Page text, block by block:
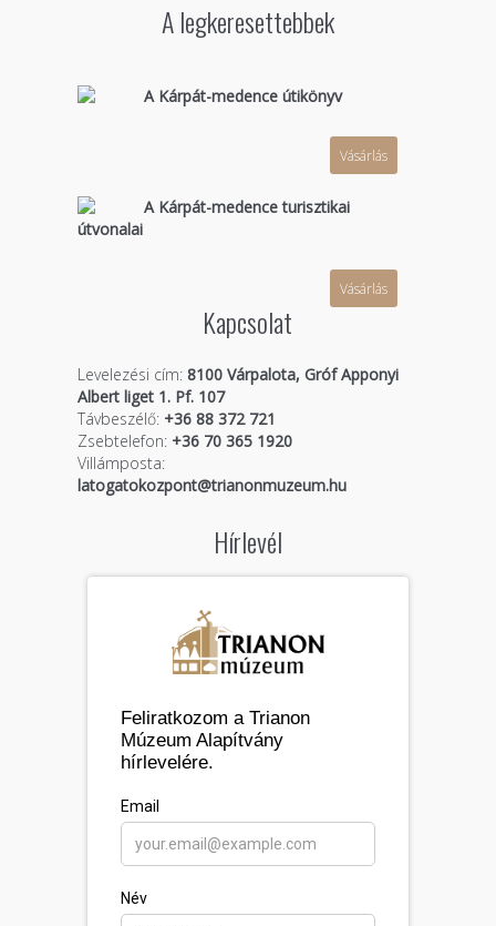
A legkeresettebbek
A Kárpát-medence útikönyv
Vásárlás
A Kárpát-medence turisztikai
útvonalai
Vásárlás
Kapcsolat
Levelezési cím: 8100 Várpalota, Gróf Apponyi
Albert liget 1. Pf. 107
Távbeszélő:+36 88 372 721
Zsebtelefon:+36 70 365 1920
Villámposta:
latogatokozpont@trianonmuzeum.hu
Hírlevél